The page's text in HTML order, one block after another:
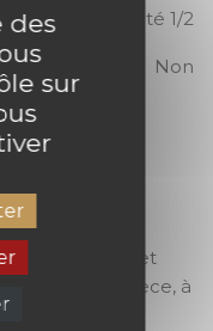
Raccord sauté 1/2
Non
ce motif aux
en longueur et
une pièce, à
saison
des
sur